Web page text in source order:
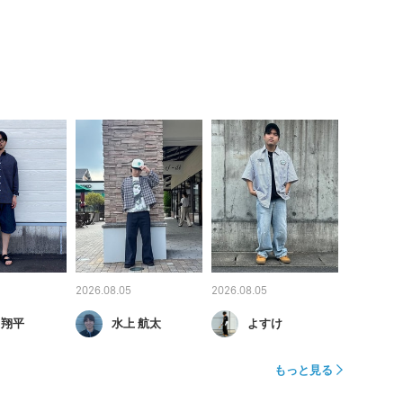
平
2026.08.05
水上 航太
2026.08.05
よすけ
もっと見る